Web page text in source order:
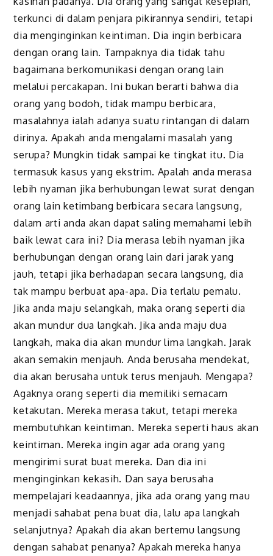
terkunci di dalam penjara pikirannya sendiri, tetapi
dia menginginkan keintiman. Dia ingin berbicara
dengan orang lain. Tampaknya dia tidak tahu
bagaimana berkomunikasi dengan orang lain
melalui percakapan. Ini bukan berarti bahwa dia
orang yang bodoh, tidak mampu berbicara,
masalahnya ialah adanya suatu rintangan di dalam
dirinya. Apakah anda mengalami masalah yang
serupa? Mungkin tidak sampai ke tingkat itu. Dia
termasuk kasus yang ekstrim. Apalah anda merasa
lebih nyaman jika berhubungan lewat surat dengan
orang lain ketimbang berbicara secara langsung,
dalam arti anda akan dapat saling memahami lebih
baik lewat cara ini? Dia merasa lebih nyaman jika
berhubungan dengan orang lain dari jarak yang
jauh, tetapi jika berhadapan secara langsung, dia
tak mampu berbuat apa-apa. Dia terlalu pemalu.
Jika anda maju selangkah, maka orang seperti dia
akan mundur dua langkah. Jika anda maju dua
langkah, maka dia akan mundur lima langkah. Jarak
akan semakin menjauh. Anda berusaha mendekat,
dia akan berusaha untuk terus menjauh. Mengapa?
Agaknya orang seperti dia memiliki semacam
ketakutan. Mereka merasa takut, tetapi mereka
membutuhkan keintiman. Mereka seperti haus akan
keintiman. Mereka ingin agar ada orang yang
mengirimi surat buat mereka. Dan dia ini
menginginkan kekasih. Dan saya berusaha
mempelajari keadaannya, jika ada orang yang mau
menjadi sahabat pena buat dia, lalu apa langkah
selanjutnya? Apakah dia akan bertemu langsung
dengan sahabat penanya? Apakah mereka hanya